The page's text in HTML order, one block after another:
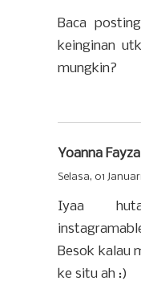
Baca
keinginan
mungkin?
Yoanna Fayza
Selasa, 01
Iyaa
Besok kalau
ke situ ah :)